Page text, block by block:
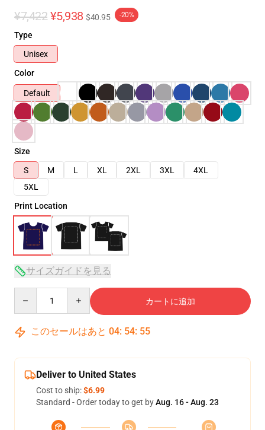
¥7,422 ¥5,938 $40.95 -20%
Type
Unisex
Color
Default
Size
S
M L XL 2XL 3XL
4XL
5XL
Print Location
サイズガイドを見る
カートに追加
このセールはあと 04: 54: 54
Deliver to United States
Cost to ship:$6.99
Standard - Order today to get byAug. 16 - Aug. 23